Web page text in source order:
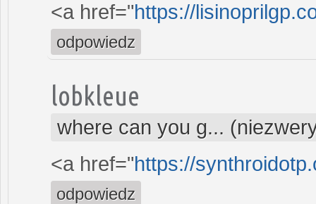
<a href="https://
odpowiedz
lobkleue
where can you g...
<a href="https://
odpowiedz